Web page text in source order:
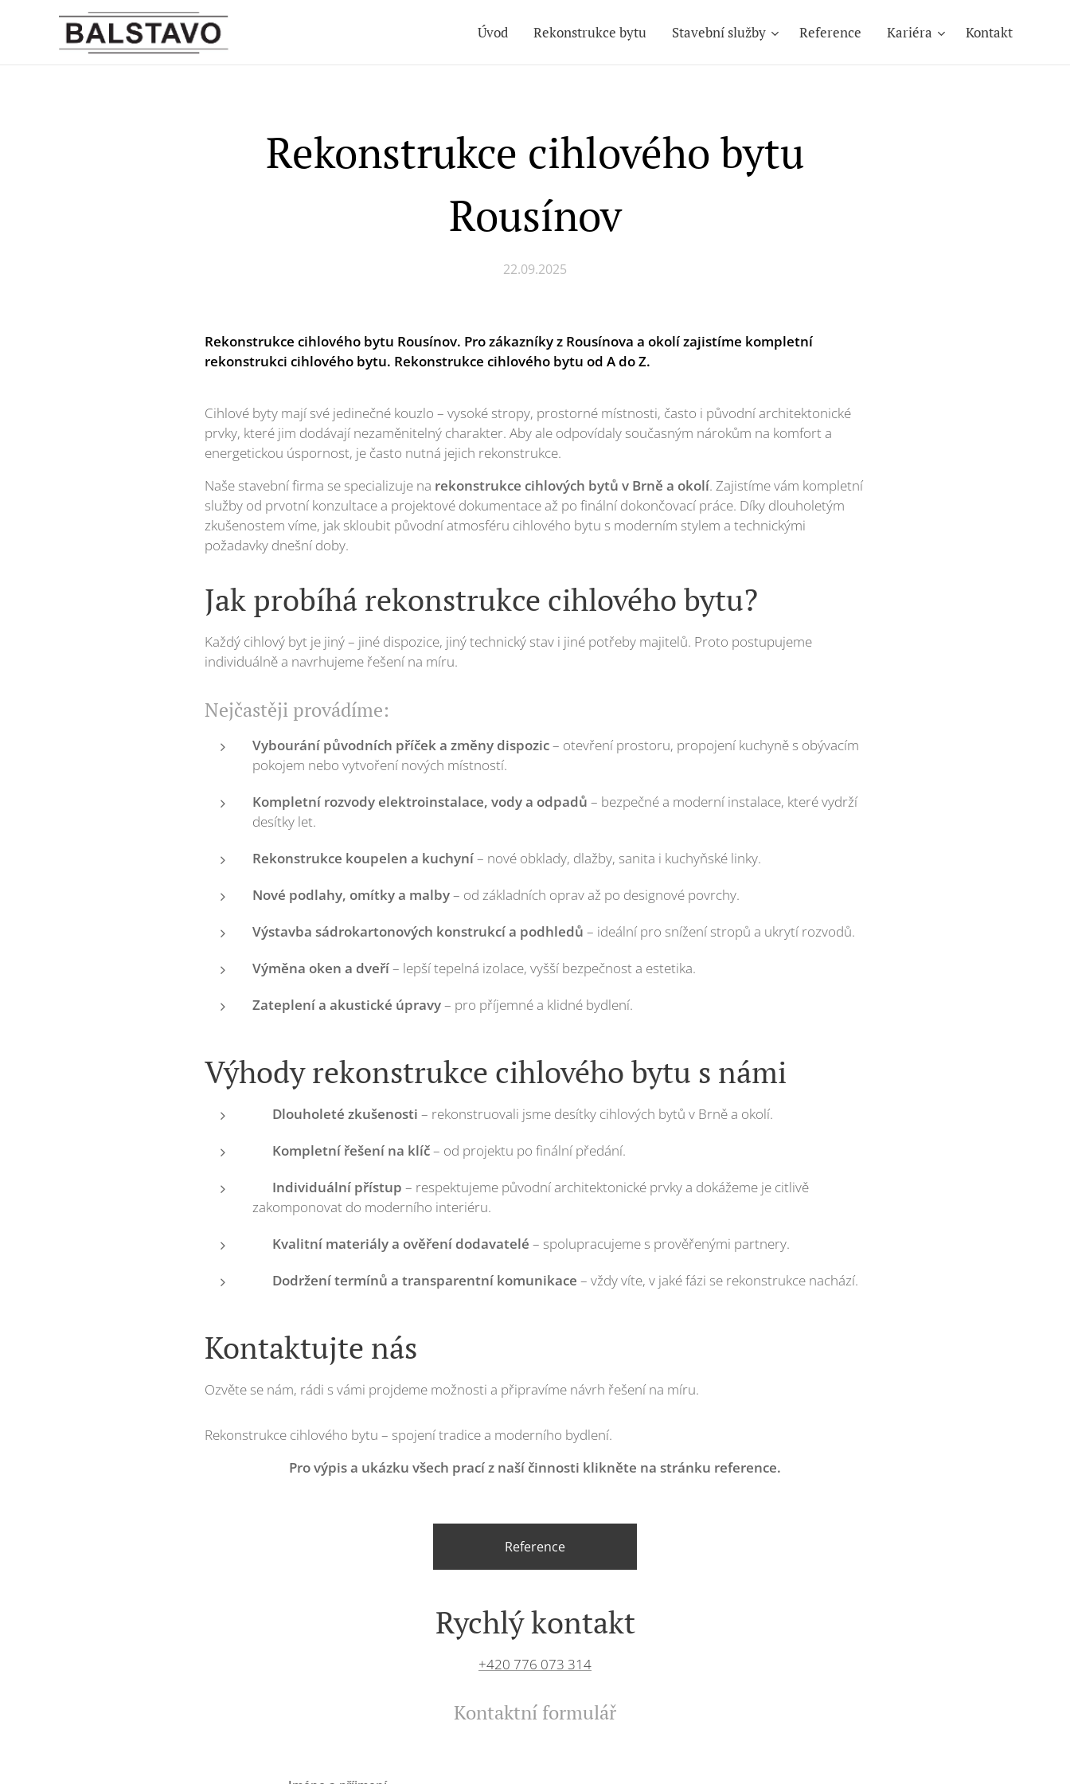
Úvod Rekonstrukce bytu Stavební služby Reference Kariéra Kontakt
Rekonstrukce cihlového bytu
Rousínov
22.09.2025
Rekonstrukce cihlového bytu Rousínov. Pro zákazníky z Rousínova a okolí zajistíme kompletní
rekonstrukci cihlového bytu. Rekonstrukce cihlového bytu od A do Z.
Cihlové byty mají své jedinečné kouzlo – vysoké stropy, prostorné místnosti, často i původní architektonické
prvky, které jim dodávají nezaměnitelný charakter. Aby ale odpovídaly současným nárokům na komfort a
energetickou úspornost, je často nutná jejich rekonstrukce.
Naše stavební firma se specializuje na rekonstrukce cihlových bytů v Brně a okolí. Zajistíme vám kompletní
služby od prvotní konzultace a projektové dokumentace až po finální dokončovací práce. Díky dlouholetým
zkušenostem víme, jak skloubit původní atmosféru cihlového bytu s moderním stylem a technickými
požadavky dnešní doby.
Jak probíhá rekonstrukce cihlového bytu?
Každý cihlový byt je jiný – jiné dispozice, jiný technický stav i jiné potřeby majitelů. Proto postupujeme
individuálně a navrhujeme řešení na míru.
Nejčastěji provádíme:
Vybourání původních příček a změny dispozic– otevření prostoru, propojení kuchyně s obývacím
pokojem nebo vytvoření nových místností.
Kompletní rozvody elektroinstalace, vody a odpadů – bezpečné a moderní instalace, které vydrží
desítky let.
Rekonstrukce koupelen a kuchyní– nové obklady, dlažby, sanita i kuchyňské linky.
Nové podlahy, omítky a malby– od základních oprav až po designové povrchy.
Výstavba sádrokartonových konstrukcí a podhledů – ideální pro snížení stropů a ukrytí rozvodů.
Výměna oken a dveří– lepší tepelná izolace, vyšší bezpečnost a estetika.
Zateplení a akustické úpravy– pro příjemné a klidné bydlení.
Výhody rekonstrukce cihlového bytu s námi
Dlouholeté zkušenosti – rekonstruovali jsme desítky cihlových bytů v Brně a okolí.
Kompletní řešení na klíč– od projektu po finální předání.
Individuální přístup – respektujeme původní architektonické prvky a dokážeme je citlivě
zakomponovat do moderního interiéru.
Kvalitní materiály a ověření dodavatelé – spolupracujeme s prověřenými partnery.
Dodržení termínů a transparentní komunikace – vždy víte, v jaké fázi se rekonstrukce nachází.
Kontaktujte nás
Ozvěte se nám, rádi s vámi projdeme možnosti a připravíme návrh řešení na míru.
Rekonstrukce cihlového bytu – spojení tradice a moderního bydlení.
Pro výpis a ukázku všech prací z naší činnosti klikněte na stránku reference.
Reference
Rychlý kontakt
+420 776 073 314
Kontaktní formulář